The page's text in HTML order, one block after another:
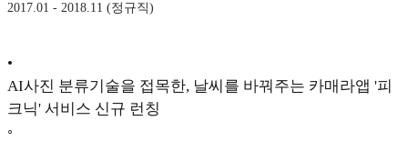
2017.01 - 2018.11 (정규직)
•
AI사진 분류기술을 접목한, 날씨를 바꿔주는 카매라앱 '피
크닉' 서비스 신규 런칭
◦